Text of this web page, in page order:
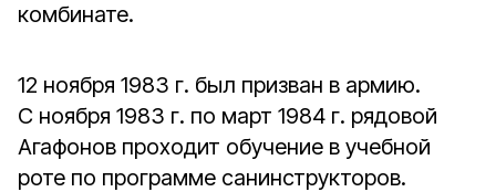
комбинате.
12 ноября 1983 г. был призван в армию.
С ноября 1983 г. по март 1984 г. рядовой
Агафонов проходит обучение в учебной
роте по программе санинструк­торов.